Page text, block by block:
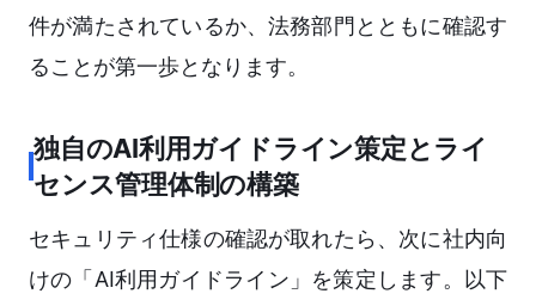
件が満たされているか、法務部門とともに確認す
ることが第一歩となります。
独自のAI利用ガイドライン策定とライ
センス管理体制の構築
セキュリティ仕様の確認が取れたら、次に社内向
けの「AI利用ガイドライン」を策定します。以下